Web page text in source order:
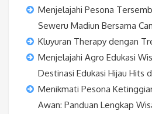
Menjelajahi Pesona
Seweru Madiun Bersama
Kluyuran Therapy dengan
Menjelajahi Agro Edukasi
Destinasi Edukasi Hijau Hits
Menikmati Pesona
Awan: Panduan Lengkap